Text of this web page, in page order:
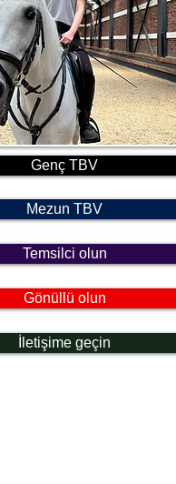
Genç TBV
Mezun TBV
Temsilci olun
Gönüllü olun
İletişime geçin